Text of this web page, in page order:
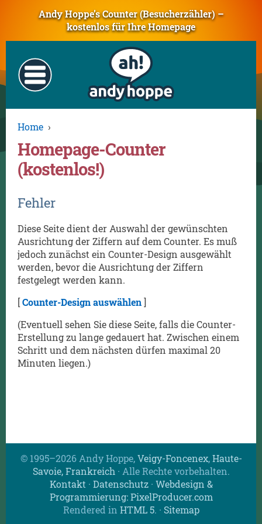
Andy Hoppe’s Counter (Besucherzähler) –
kostenlos für Ihre Homepage
Home ›
Homepage-Counter
(kostenlos!)
Fehler
Diese Seite dient der Auswahl der gewünschten
Ausrichtung der Ziffern auf dem Counter. Es muß
jedoch zunächst ein Counter-Design ausgewählt
werden, bevor die Ausrichtung der Ziffern
festgelegt werden kann.
[Counter-Design auswählen]
(Eventuell sehen Sie diese Seite, falls die Counter-
Erstellung zu lange gedauert hat. Zwischen einem
Schritt und dem nächsten dürfen maximal 20
Minuten liegen.)
© 1995–2026 Andy Hoppe,Veigy-Foncenex,Haute-
Savoie, Frankreich · Alle Rechte vorbehalten.
Kontakt · Datenschutz· Webdesign &
Programmierung: PixelProducer.com
Rendered in HTML 5. · Sitemap